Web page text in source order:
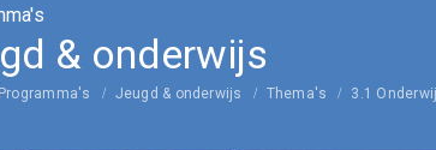
& onderwijs
Programma's Jeugd & onderwijs Thema's 3.1